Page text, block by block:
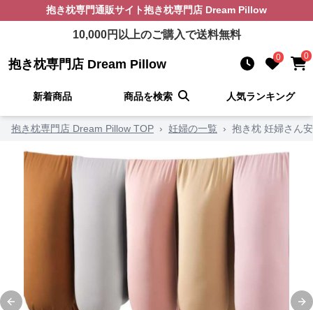
抱き枕専門通販サイト抱き枕専門店 Dream Pillow
10,000円以上のご購入で送料無料
抱き枕専門店 Dream Pillow 0 0
新着商品 商品を検索 人気ランキング
抱き枕専門店 Dream Pillow TOP › 妊婦の一覧 › 抱き枕 妊婦さん
Previous slide